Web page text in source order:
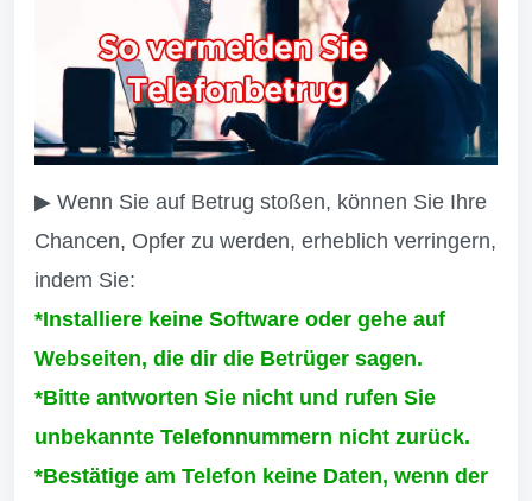
▶ Wenn Sie auf Betrug stoßen, können Sie Ihre
Chancen, Opfer zu werden, erheblich verringern,
indem Sie:
*Installiere keine Software oder gehe auf
Webseiten, die dir die Betrüger sagen.
*Bitte antworten Sie nicht und rufen Sie
unbekannte Telefonnummern nicht zurück.
*Bestätige am Telefon keine Daten, wenn der